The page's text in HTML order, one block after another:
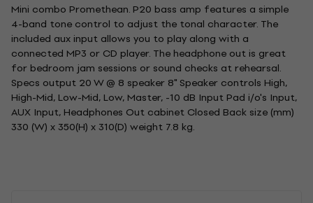
Mini combo Promethean. P20 bass amp features a simple
4-band tone control to adjust the tonal character. The
included aux input allows you to play along with a
connected MP3 or CD player. The headphone out is great
for bedroom jam sessions or sound checks at rehearsal.
Specs output 20 W @ 8 speaker 8" Speaker controls High,
High-Mid, Low-Mid, Low, Master, -10 dB Input Pad i/o's Input,
AUX Input, Headphones Out cabinet Closed Back size (mm)
330 (W) x 350(H) x 310(D) weight 7.8 kg.